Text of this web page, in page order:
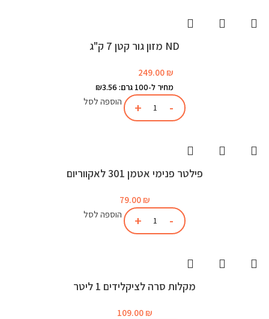
ND מזון גור קטן 7 ק"ג
249.00 ₪
מחיר ל-100 גרם: ₪3.56
הוספה לסל
פילטר פנימי אטמן 301 לאקווריום
79.00 ₪
הוספה לסל
מקלות סרה לציקלידים 1 ליטר
109.00 ₪